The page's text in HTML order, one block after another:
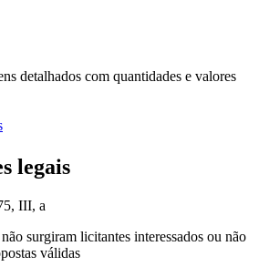
detalhados com quantidades e valores
legais
III, a
surgiram licitantes interessados ou não
válidas